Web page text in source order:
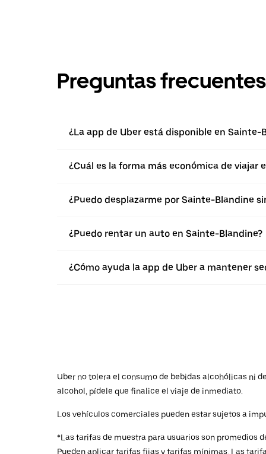
Preguntas frecuentes
¿La app de Uber está disponible en Sainte-
¿Cuál es la forma más económica de viajar
¿Puedo desplazarme por Sainte-Blandine
¿Puedo rentar un auto en Sainte-Blandine?
¿Cómo ayuda la app de Uber a mantener
Uber no tolera el consumo de bebidas alcohólicas ni
alcohol, pídele que finalice el viaje de inmediato.
Los vehículos comerciales pueden estar sujetos a
*Las tarifas de muestra para usuarios son promedios
Pueden aplicar tarifas fijas y tarifas mínimas. Las